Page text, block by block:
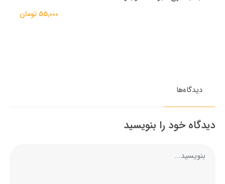
55,000 تومان
دیدگاه‌ها
دیدگاه خود را بنویسید